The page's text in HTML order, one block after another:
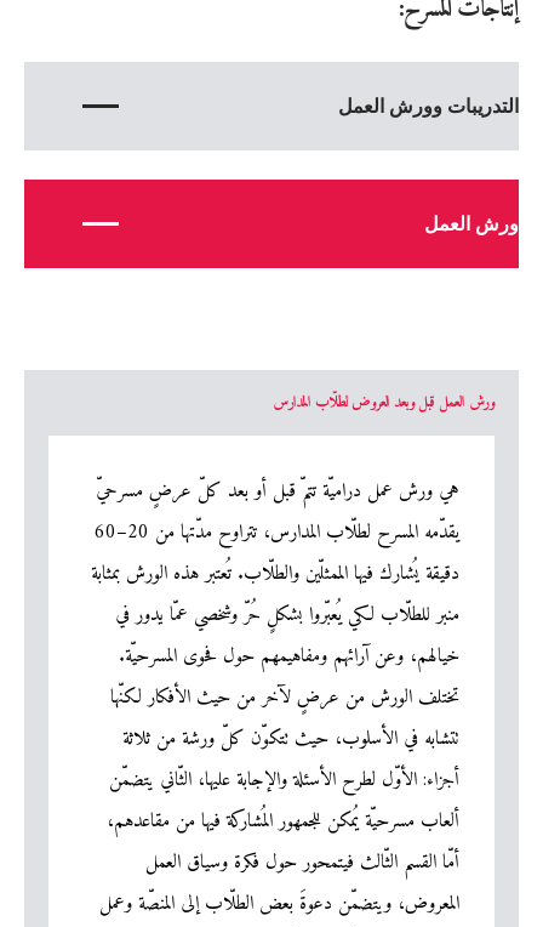
إنتاجات المسرح:
التدريبات وورش العمل
ورش العمل
ورش العمل قبل وبعد العروض لطلّاب المدارس
هي ورش عمل دراميّة تتمّ قبل أو بعد كلّ عرضٍ مسرحيّ
يقدّمه المسرح لطلّاب المدارس، تتراوح مدّتها من 20–60
دقيقة يُشارك فيها الممثلّين والطلّاب. تُعتبر هذه الورش بمثابة
منبر للطلّاب لكي يُعبّروا بشكلٍ حُرّ وشخصي عمّا يدور في
خيالهم، وعن آرائهم ومفاهيمهم حول فحوى المسرحيّة.
تختلف الورش من عرضٍ لآخر من حيث الأفكار لكنّها
تتشابه في الأسلوب، حيث تتكوّن كلّ ورشة من ثلاثة
أجزاء: الأوّل لطرح الأسئلة والإجابة عليها، الثّاني يتضمّن
ألعاب مسرحيّة يُمكن للجمهور المُشاركة فيها من مقاعدهم،
أمّا القسم الثّالث فيتمحور حول فكرة وسياق العمل
المعروض، ويتضمّن دعوةَ بعض الطلّاب إلى المنصّة وعمل